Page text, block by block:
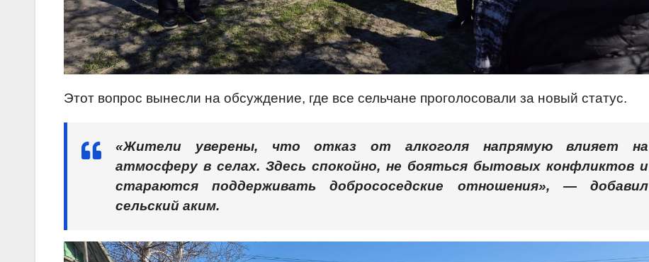
Этот вопрос вынесли на обсуждение, где все сельчане проголосовали за новый статус.
«Жители уверены, что отказ от алкоголя напрямую влияет на
атмосферу в селах. Здесь спокойно, не бояться бытовых конфликтов и
стараются поддерживать добрососедские отношения», — добавил
сельский аким.